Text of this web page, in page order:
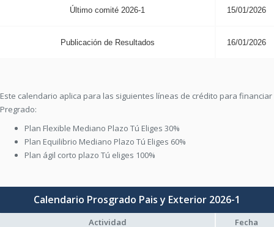
Último comité 2026-1 15/01/2026
Publicación de Resultados 16/01/2026
Este calendario aplica para las siguientes líneas de crédito para financiar
Pregrado:
Plan Flexible Mediano Plazo Tú Eliges 30%
Plan Equilibrio Mediano Plazo Tú Eliges 60%
Plan ágil corto plazo Tú eliges 100%
Calendario Prosgrado Pais y Exterior 2026-1
Actividad Fecha